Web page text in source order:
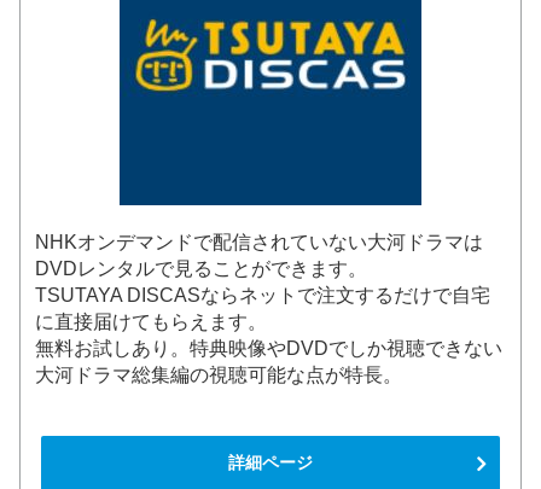
NHKオンデマンドで配信されていない大河ドラマは
DVDレンタルで見ることができます。
TSUTAYA DISCASならネットで注文するだけで自宅
に直接届けてもらえます。
無料お試しあり。特典映像やDVDでしか視聴できない
大河ドラマ総集編の視聴可能な点が特長。
詳細ページ